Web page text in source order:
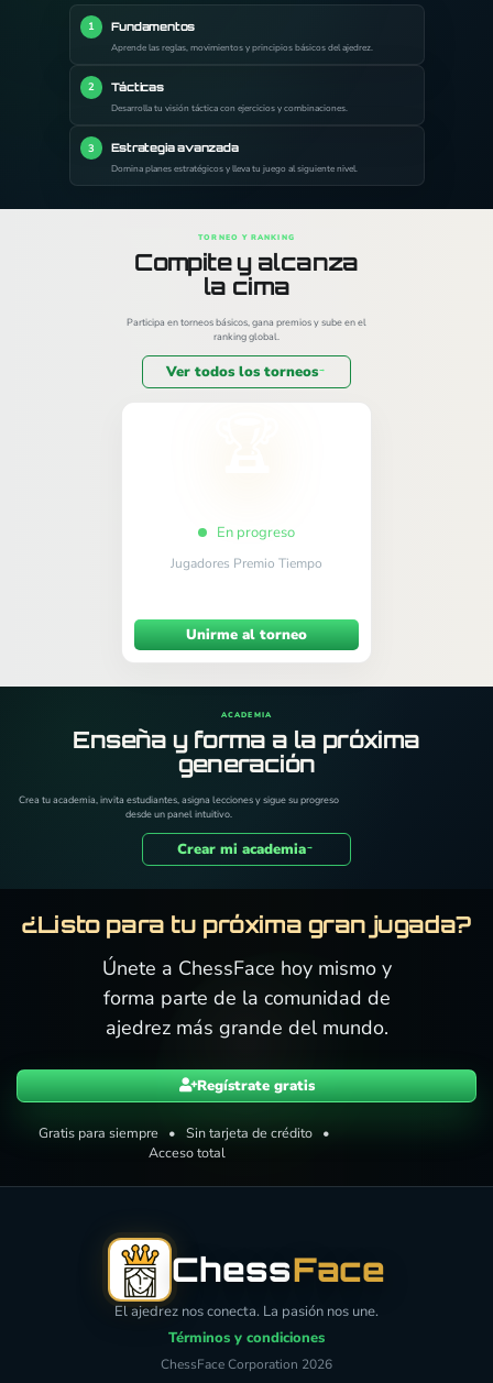
1 Fundamentos
Aprende las reglas, movimientos y principios básicos del ajedrez.
2 Tácticas
Desarrolla tu visión táctica con ejercicios y combinaciones.
3 Estrategia avanzada
Domina planes estratégicos y lleva tu juego al siguiente nivel.
TORNEO Y RANKING
Compite y alcanza
la cima
Participa en torneos básicos, gana premios y sube en el
ranking global.
Ver todos los torneos→
En progreso
Jugadores Premio Tiempo
Unirme al torneo
ACADEMIA
Enseña y forma a la próxima
generación
Crea tu academia, invita estudiantes, asigna lecciones y sigue su progreso
desde un panel intuitivo.
Crear mi academia→
¿Listo para tu próxima gran jugada?
Únete a ChessFace hoy mismo y
forma parte de la comunidad de
ajedrez más grande del mundo.
Regístrate gratis
Gratis para siempre • Sin tarjeta de crédito •
Acceso total
ChessFace
El ajedrez nos conecta. La pasión nos une.
Términos y condiciones
ChessFace Corporation 2026